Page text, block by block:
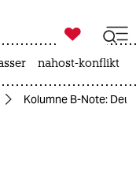

taz zahl ich
nahost-konflikt
Kolumne B-Note: